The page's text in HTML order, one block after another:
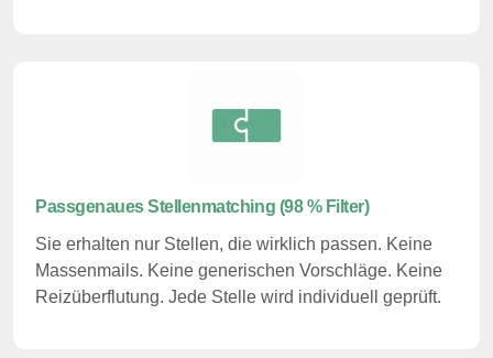
Passgenaues Stellenmatching (98 % Filter)
Sie erhalten nur Stellen, die wirklich passen. Keine
Massenmails. Keine generischen Vorschläge. Keine
Reizüberflutung. Jede Stelle wird individuell geprüft.